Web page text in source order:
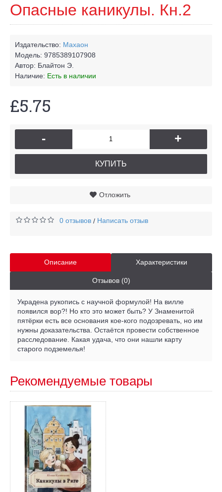
Опасные каникулы. Кн.2
Издательство: Махаон
Модель: 9785389107908
Автор: Блайтон Э.
Наличие: Есть в наличии
£5.75
- +
КУПИТЬ
Отложить
0 отзывов / Написать отзыв
Описание Характеристики
Отзывов (0)
Украдена рукопись с научной формулой! На вилле
появился вор?! Но кто это может быть? У Знаменитой
пятёрки есть все основания кое-кого подозревать, но им
нужны доказательства. Остаётся провести собственное
расследование. Какая удача, что они нашли карту
старого подземелья!
Рекомендуемые товары